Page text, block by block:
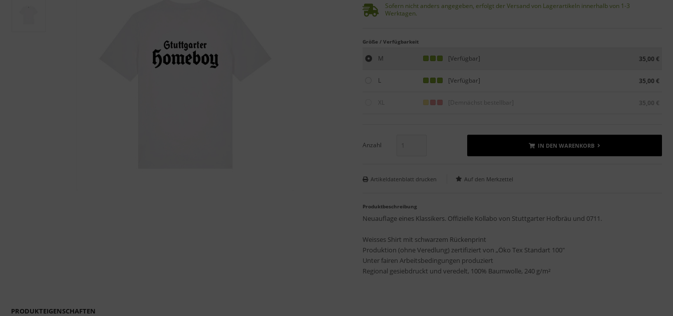
Sofern nicht anders angegeben, erfolgt der Versand von Lagerartikeln innerhalb von 1-3
Werktagen.
Größe / Verfügbarkeit
M [Verfügbar] 35,00 €
L [Verfügbar] 35,00 €
XL [Demnächst bestellbar] 35,00 €
Anzahl IN DEN WARENKORB
Artikeldatenblatt drucken
Produktbeschreibung
Neuauflage eines Klassikers. Offizielle Kollabo von Stuttgarter Hofbräu und 0711.
Weisses Shirt mit schwarzem Rückenprint
Produktion (ohne Veredlung) zertifiziert von „Öko Tex Standart 100"
Unter fairen Arbeitsbedingungen produziert
Regional gesiebdruckt und veredelt, 100% Baumwolle, 240 g/m²
PRODUKTEIGENSCHAFTEN